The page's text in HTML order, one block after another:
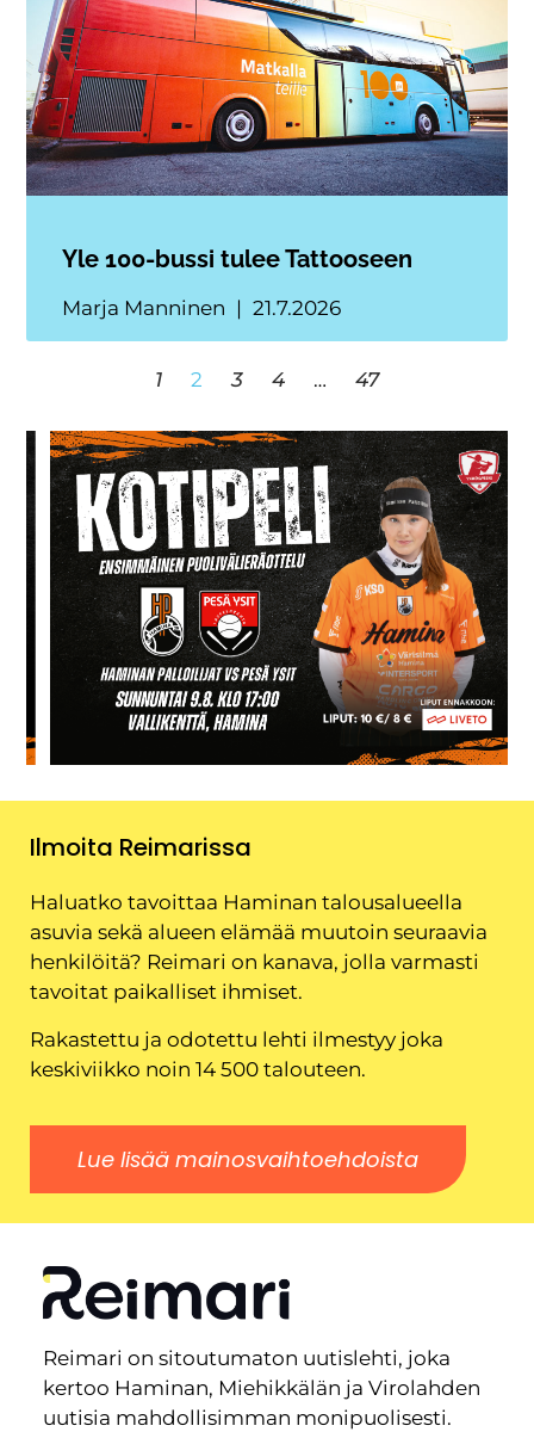
Yle 100-bussi tulee Tattooseen
Marja Manninen 21.7.2026
1 2 3 4 … 47
Ilmoita Reimarissa
Haluatko tavoittaa Haminan talousalueella
asuvia sekä alueen elämää muutoin seuraavia
henkilöitä? Reimari on kanava, jolla varmasti
tavoitat paikalliset ihmiset.
Rakastettu ja odotettu lehti ilmestyy joka
keskiviikko noin 14 500 talouteen.
Lue lisää mainosvaihtoehdoista
Reimari on sitoutumaton uutislehti, joka
kertoo Haminan, Miehikkälän ja Virolahden
uutisia mahdollisimman monipuolisesti.